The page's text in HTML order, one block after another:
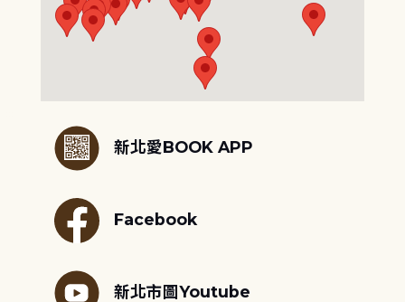
新北愛BOOK APP
Facebook
新北市圖Youtube